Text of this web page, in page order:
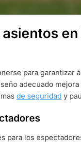
en
para garantizar
adecuado
de seguridad y
para los